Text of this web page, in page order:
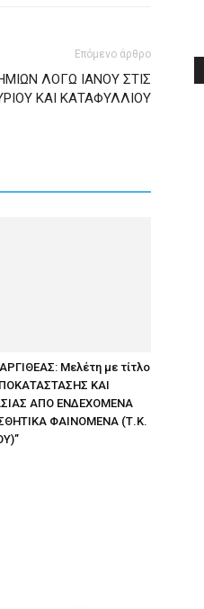
Επόμενο άρθρο
ΛΟΓΩ ΙΑΝΟΥ ΣΤΙΣ
ΚΑΙ ΚΑΤΑΦΥΛΛΙΟΥ
Μελέτη με τίτλο
ΚΑΙ
ΑΠΟ ΕΝΔΕΧΟΜΕΝΑ
ΦΑΙΝΟΜΕΝΑ (Τ.Κ.